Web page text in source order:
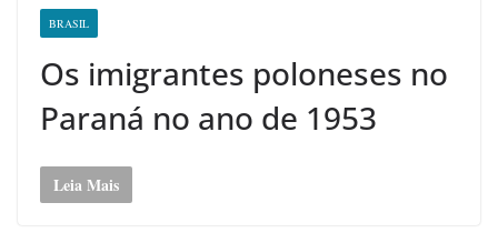
BRASIL
Os imigrantes poloneses no
Paraná no ano de 1953
Leia Mais